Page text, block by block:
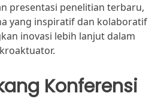
presentasi penelitian terbaru,
yang inspiratif dan kolaboratif
inovasi lebih lanjut dalam
Konferensi